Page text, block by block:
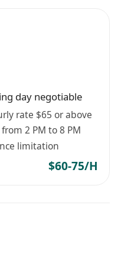
day negotiable
rate $65 or above
2 PM to 8 PM
limitation
$60-75/H